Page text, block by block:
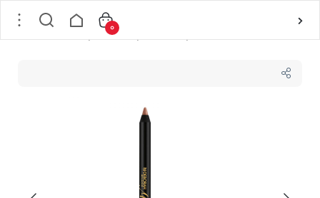
/ مداد چشم و لب دبورا سری Metallic0